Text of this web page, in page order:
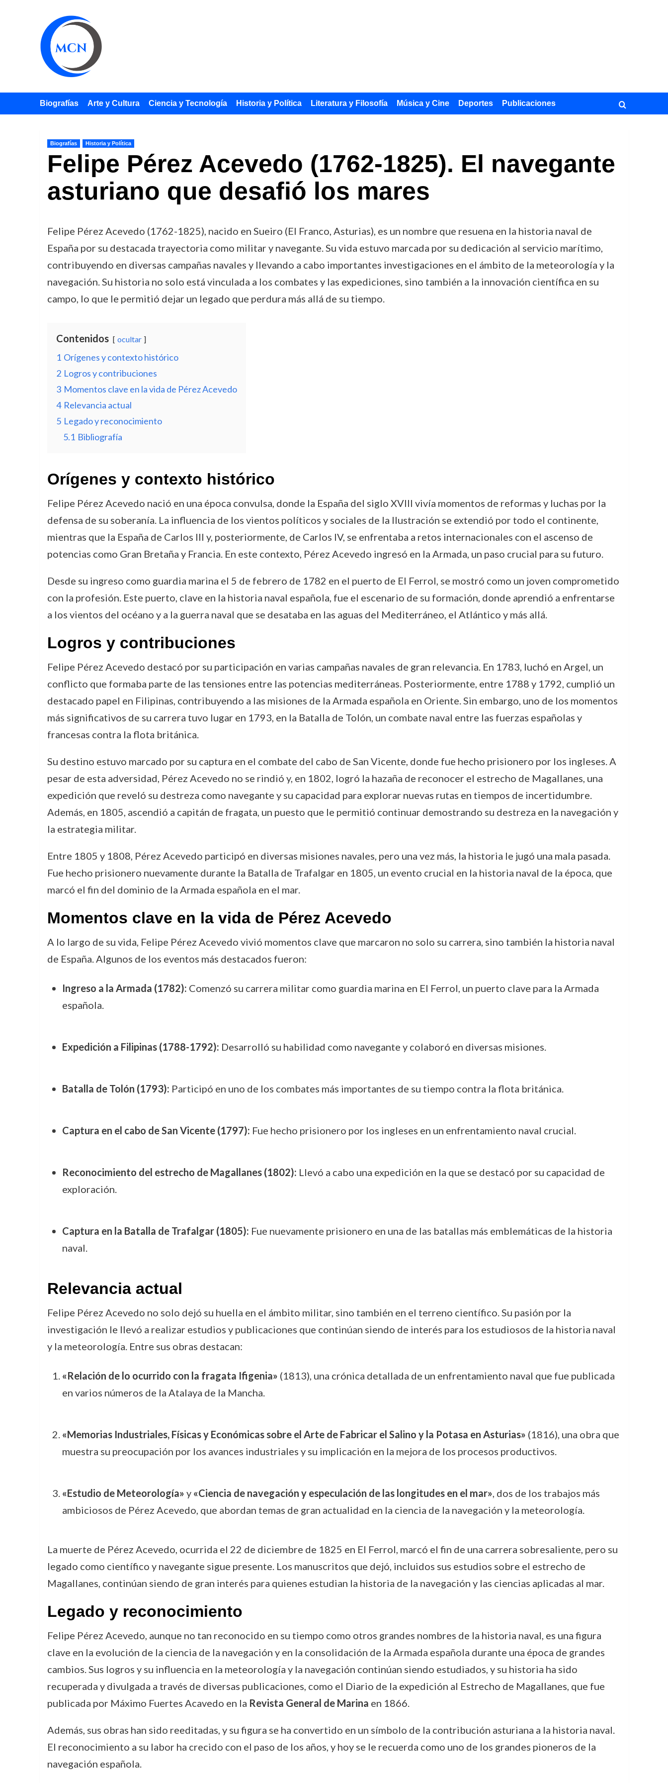
Biografías Arte y Cultura Ciencia y Tecnología Historia y Política Literatura y Filosofía Música y Cine Deportes Publicaciones
Biografías Historia y Política
Felipe Pérez Acevedo (1762-1825). El navegante
asturiano que desafió los mares
Felipe Pérez Acevedo (1762-1825), nacido en Sueiro (El Franco, Asturias), es un nombre que resuena en la historia naval de
España por su destacada trayectoria como militar y navegante. Su vida estuvo marcada por su dedicación al servicio marítimo,
contribuyendo en diversas campañas navales y llevando a cabo importantes investigaciones en el ámbito de la meteorología y la
navegación. Su historia no solo está vinculada a los combates y las expediciones, sino también a la innovación científica en su
campo, lo que le permitió dejar un legado que perdura más allá de su tiempo.
Contenidos ocultar
1 Orígenes y contexto histórico
2 Logros y contribuciones
3 Momentos clave en la vida de Pérez Acevedo
4 Relevancia actual
5 Legado y reconocimiento
5.1 Bibliografía
Orígenes y contexto histórico
Felipe Pérez Acevedo nació en una época convulsa, donde la España del siglo XVIII vivía momentos de reformas y luchas por la
defensa de su soberanía. La influencia de los vientos políticos y sociales de la Ilustración se extendió por todo el continente,
mientras que la España de Carlos III y, posteriormente, de Carlos IV, se enfrentaba a retos internacionales con el ascenso de
potencias como Gran Bretaña y Francia. En este contexto, Pérez Acevedo ingresó en la Armada, un paso crucial para su futuro.
Desde su ingreso como guardia marina el 5 de febrero de 1782 en el puerto de El Ferrol, se mostró como un joven comprometido
con la profesión. Este puerto, clave en la historia naval española, fue el escenario de su formación, donde aprendió a enfrentarse
a los vientos del océano y a la guerra naval que se desataba en las aguas del Mediterráneo, el Atlántico y más allá.
Logros y contribuciones
Felipe Pérez Acevedo destacó por su participación en varias campañas navales de gran relevancia. En 1783, luchó en Argel, un
conflicto que formaba parte de las tensiones entre las potencias mediterráneas. Posteriormente, entre 1788 y 1792, cumplió un
destacado papel en Filipinas, contribuyendo a las misiones de la Armada española en Oriente. Sin embargo, uno de los momentos
más significativos de su carrera tuvo lugar en 1793, en la Batalla de Tolón, un combate naval entre las fuerzas españolas y
francesas contra la flota británica.
Su destino estuvo marcado por su captura en el combate del cabo de San Vicente, donde fue hecho prisionero por los ingleses. A
pesar de esta adversidad, Pérez Acevedo no se rindió y, en 1802, logró la hazaña de reconocer el estrecho de Magallanes, una
expedición que reveló su destreza como navegante y su capacidad para explorar nuevas rutas en tiempos de incertidumbre.
Además, en 1805, ascendió a capitán de fragata, un puesto que le permitió continuar demostrando su destreza en la navegación y
la estrategia militar.
Entre 1805 y 1808, Pérez Acevedo participó en diversas misiones navales, pero una vez más, la historia le jugó una mala pasada.
Fue hecho prisionero nuevamente durante la Batalla de Trafalgar en 1805, un evento crucial en la historia naval de la época, que
marcó el fin del dominio de la Armada española en el mar.
Momentos clave en la vida de Pérez Acevedo
A lo largo de su vida, Felipe Pérez Acevedo vivió momentos clave que marcaron no solo su carrera, sino también la historia naval
de España. Algunos de los eventos más destacados fueron:
Ingreso a la Armada (1782): Comenzó su carrera militar como guardia marina en El Ferrol, un puerto clave para la Armada
española.
Expedición a Filipinas (1788-1792): Desarrolló su habilidad como navegante y colaboró en diversas misiones.
Batalla de Tolón (1793): Participó en uno de los combates más importantes de su tiempo contra la flota británica.
Captura en el cabo de San Vicente (1797): Fue hecho prisionero por los ingleses en un enfrentamiento naval crucial.
Reconocimiento del estrecho de Magallanes (1802): Llevó a cabo una expedición en la que se destacó por su capacidad de
exploración.
Captura en la Batalla de Trafalgar (1805): Fue nuevamente prisionero en una de las batallas más emblemáticas de la historia
naval.
Relevancia actual
Felipe Pérez Acevedo no solo dejó su huella en el ámbito militar, sino también en el terreno científico. Su pasión por la
investigación le llevó a realizar estudios y publicaciones que continúan siendo de interés para los estudiosos de la historia naval
y la meteorología. Entre sus obras destacan:
«Relación de lo ocurrido con la fragata Ifigenia» (1813), una crónica detallada de un enfrentamiento naval que fue publicada
en varios números de la Atalaya de la Mancha.
«Memorias Industriales, Físicas y Económicas sobre el Arte de Fabricar el Salino y la Potasa en Asturias» (1816), una obra que
muestra su preocupación por los avances industriales y su implicación en la mejora de los procesos productivos.
«Estudio de Meteorología» y «Ciencia de navegación y especulación de las longitudes en el mar», dos de los trabajos más
ambiciosos de Pérez Acevedo, que abordan temas de gran actualidad en la ciencia de la navegación y la meteorología.
La muerte de Pérez Acevedo, ocurrida el 22 de diciembre de 1825 en El Ferrol, marcó el fin de una carrera sobresaliente, pero su
legado como científico y navegante sigue presente. Los manuscritos que dejó, incluidos sus estudios sobre el estrecho de
Magallanes, continúan siendo de gran interés para quienes estudian la historia de la navegación y las ciencias aplicadas al mar.
Legado y reconocimiento
Felipe Pérez Acevedo, aunque no tan reconocido en su tiempo como otros grandes nombres de la historia naval, es una figura
clave en la evolución de la ciencia de la navegación y en la consolidación de la Armada española durante una época de grandes
cambios. Sus logros y su influencia en la meteorología y la navegación continúan siendo estudiados, y su historia ha sido
recuperada y divulgada a través de diversas publicaciones, como el Diario de la expedición al Estrecho de Magallanes, que fue
publicada por Máximo Fuertes Acavedo en la Revista General de Marina en 1866.
Además, sus obras han sido reeditadas, y su figura se ha convertido en un símbolo de la contribución asturiana a la historia naval.
El reconocimiento a su labor ha crecido con el paso de los años, y hoy se le recuerda como uno de los grandes pioneros de la
navegación española.